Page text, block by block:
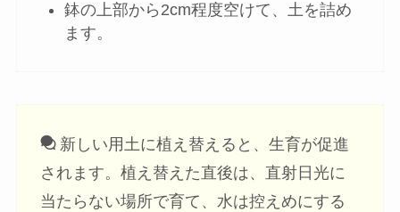
鉢の上部から2cm程度空けて、土を詰め
ます。
新しい用土に植え替えると、生育が促進
されます。植え替えた直後は、直射日光に
当たらない場所で育て、水は控えめにする